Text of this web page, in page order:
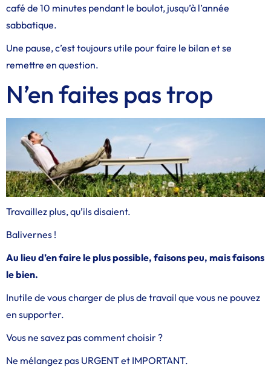
café de 10 minutes pendant le boulot, jusqu’à l’année
sabbatique.
Une pause, c’est toujours utile pour faire le bilan et se
remettre en question.
N’en faites pas trop
Travaillez plus, qu’ils disaient.
Balivernes !
Au lieu d’en faire le plus possible, faisons peu, mais faisons
le bien.
Inutile de vous charger de plus de travail que vous ne pouvez
en supporter.
Vous ne savez pas comment choisir ?
Ne mélangez pas URGENT et IMPORTANT.